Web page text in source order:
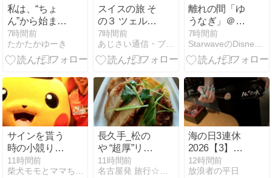
私は、“ちょ
ん”から始まっ
た｜Part 3：
触覚宇宙論｜
Act.36「帰っ
7時間前
たかたかゆーき
スイスの旅 そ
の３ ツェルマ
ット
7時間前
あじさい通信・ブログ版
離れの間「ゆ
うなぎ」＠
KKRホテル沼
津はまゆう
7時間前
StarwaveのDisney&Hotels Life
サインを貰う
時の小競り合
い
11時間前
柴犬モモとママちゃんのシニア日々是好日
長久手_松の
や “超厚”リブ
ロースand玉
子のタレかつ
11時間前
名古屋発 旅行☆食べ歩き☆猫ブログ
海の日3連休
2026【3】海
の日イブには
ゴチソウ ＆ ン
12時間前
放浪者の平日